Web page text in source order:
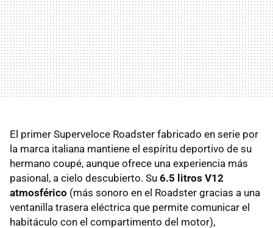
El primer Superveloce Roadster fabricado en serie por
la marca italiana mantiene el espíritu deportivo de su
hermano coupé, aunque ofrece una experiencia más
pasional, a cielo descubierto. Su 6.5 litros V12
atmosférico (más sonoro en el Roadster gracias a una
ventanilla trasera eléctrica que permite comunicar el
habitáculo con el compartimento del motor),